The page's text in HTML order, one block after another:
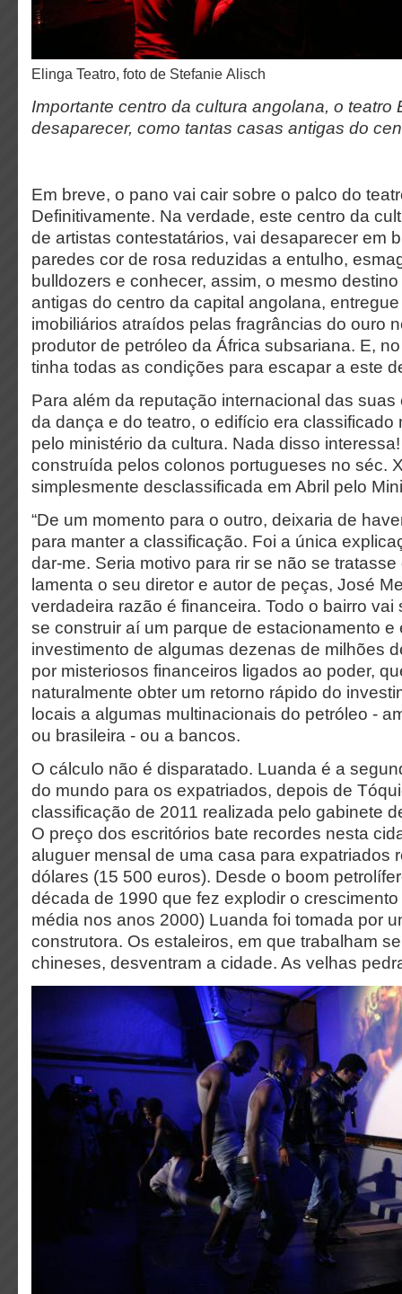
Elinga Teatro, foto de Stefanie Alisch
Importante centro da cultura angolana, o teatro
desaparecer, como tantas casas antigas do
Em breve, o pano vai cair sobre o palco do
Definitivamente. Na verdade, este centro da
de artistas contestatários, vai desaparecer em
paredes cor de rosa reduzidas a entulho,
bulldozers e conhecer, assim, o mesmo
antigas do centro da capital angolana,
imobiliários atraídos pelas fragrâncias do ouro
produtor de petróleo da África subsariana. E,
tinha todas as condições para escapar a este
Para além da reputação internacional das
da dança e do teatro, o edifício era classificado
pelo ministério da cultura. Nada disso
construída pelos colonos portugueses no séc.
simplesmente desclassificada em Abril pelo
“De um momento para o outro, deixaria de
para manter a classificação. Foi a única
dar-me. Seria motivo para rir se não se tratasse
lamenta o seu diretor e autor de peças, José
verdadeira razão é financeira. Todo o bairro vai
se construir aí um parque de estacionamento e
investimento de algumas dezenas de milhões
por misteriosos financeiros ligados ao poder,
naturalmente obter um retorno rápido do
locais a algumas multinacionais do petróleo -
ou brasileira - ou a bancos.
O cálculo não é disparatado. Luanda é a
do mundo para os expatriados, depois de
classificação de 2011 realizada pelo gabinete
O preço dos escritórios bate recordes nesta
aluguer mensal de uma casa para expatriados
dólares (15 500 euros). Desde o boom
década de 1990 que fez explodir o
média nos anos 2000) Luanda foi tomada por
construtora. Os estaleiros, em que trabalham
chineses, desventram a cidade. As velhas